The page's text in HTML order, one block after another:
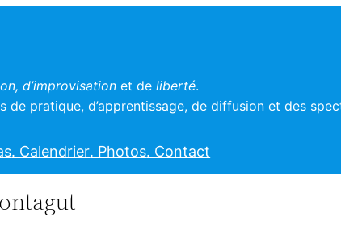
d’improvisation et deliberté.
de pratique, d’apprentissage, de diffusion et des
. Calendrier. Photos. Contact